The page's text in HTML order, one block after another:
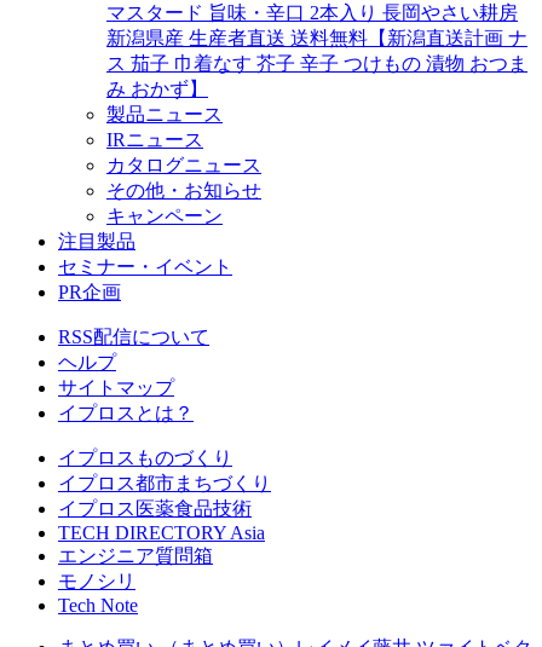
マスタード 旨味・辛口 2本入り 長岡やさい耕房
新潟県産 生産者直送 送料無料【新潟直送計画 ナ
ス 茄子 巾着なす 芥子 辛子 つけもの 漬物 おつま
み おかず】
製品ニュース
IRニュース
カタログニュース
その他・お知らせ
キャンペーン
注目製品
セミナー・イベント
PR企画
RSS配信について
ヘルプ
サイトマップ
イプロスとは？
イプロスものづくり
イプロス都市まちづくり
イプロス医薬食品技術
TECH DIRECTORY Asia
エンジニア質問箱
モノシリ
Tech Note